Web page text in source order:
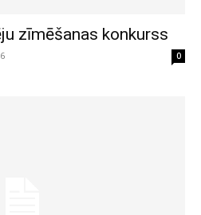
zīmēšanas konkurss
0